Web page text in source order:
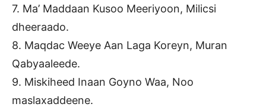
7. Ma’ Maddaan Kusoo Meeriyoon, Milicsi
dheeraado.
8. Maqdac Weeye Aan Laga Koreyn, Muran
Qabyaaleede.
9. Miskiheed Inaan Goyno Waa, Noo
maslaxaddeene.